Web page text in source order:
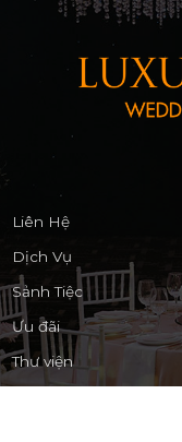
Liên Hệ
Dịch Vụ
Sảnh Tiệc
Ưu đãi
Thư viện